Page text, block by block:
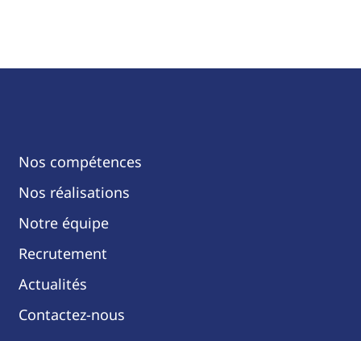
Nos compétences
Nos réalisations
Notre équipe
Recrutement
Actualités
Contactez-nous